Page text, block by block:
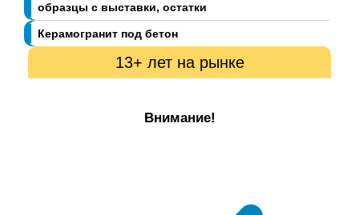
образцы с выставки, остатки
Керамогранит под бетон
13+ лет на рынке
Внимание!